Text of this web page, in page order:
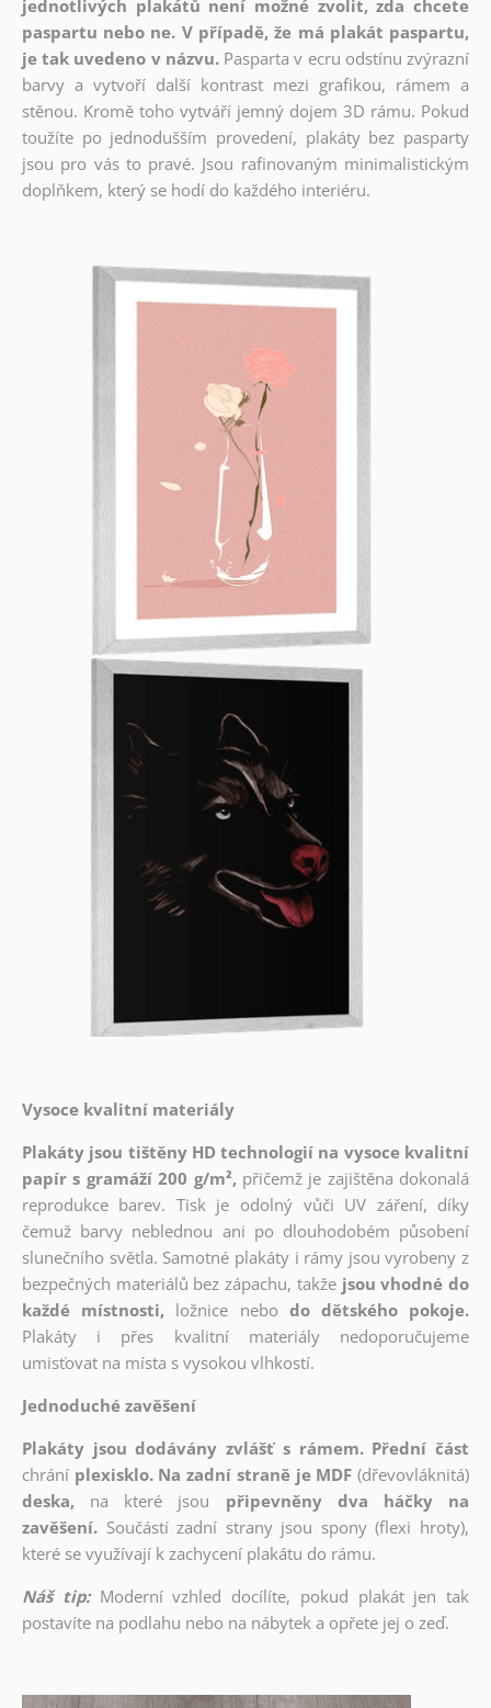
jednotlivých plakátů není možné zvolit, zda chcete
paspartu nebo ne. V případě, že má plakát paspartu,
je tak uvedeno v názvu. Pasparta v ecru odstínu zvýrazní
barvy a vytvoří další kontrast mezi grafikou, rámem a
stěnou. Kromě toho vytváří jemný dojem 3D rámu. Pokud
toužíte po jednodušším provedení, plakáty bez pasparty
jsou pro vás to pravé. Jsou rafinovaným minimalistickým
doplňkem, který se hodí do každého interiéru.
Vysoce kvalitní materiály
Plakáty jsou tištěny HD technologií na vysoce kvalitní
papír s gramáží 200 g/m², přičemž je zajištěna dokonalá
reprodukce barev. Tisk je odolný vůči UV záření, díky
čemuž barvy neblednou ani po dlouhodobém působení
slunečního světla. Samotné plakáty i rámy jsou vyrobeny z
bezpečných materiálů bez zápachu, takže jsou vhodné do
každé místnosti, ložnice nebo do dětského pokoje.
Plakáty i přes kvalitní materiály nedoporučujeme
umisťovat na místa s vysokou vlhkostí.
Jednoduché zavěšení
Plakáty jsou dodávány zvlášť s rámem. Přední část
chrání plexisklo. Na zadní straně je MDF (dřevovláknitá)
deska,
na které jsou
připevněny dva háčky na
zavěšení. Součástí zadní strany jsou spony (flexi hroty),
které se využívají k zachycení plakátu do rámu.
Náš tip: Moderní vzhled docílíte, pokud plakát jen tak
postavíte na podlahu nebo na nábytek a opřete jej o zeď.